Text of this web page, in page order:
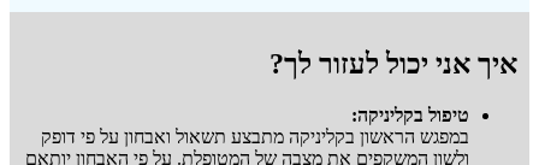
איך אני יכול לעזור לך?
טיפול בקליניקה:
במפגש הראשון בקליניקה מתבצע תשאול ואבחון על פי דופק
ולשון המשקפים את מצבה של המטופלת. על פי האבחון יותאם